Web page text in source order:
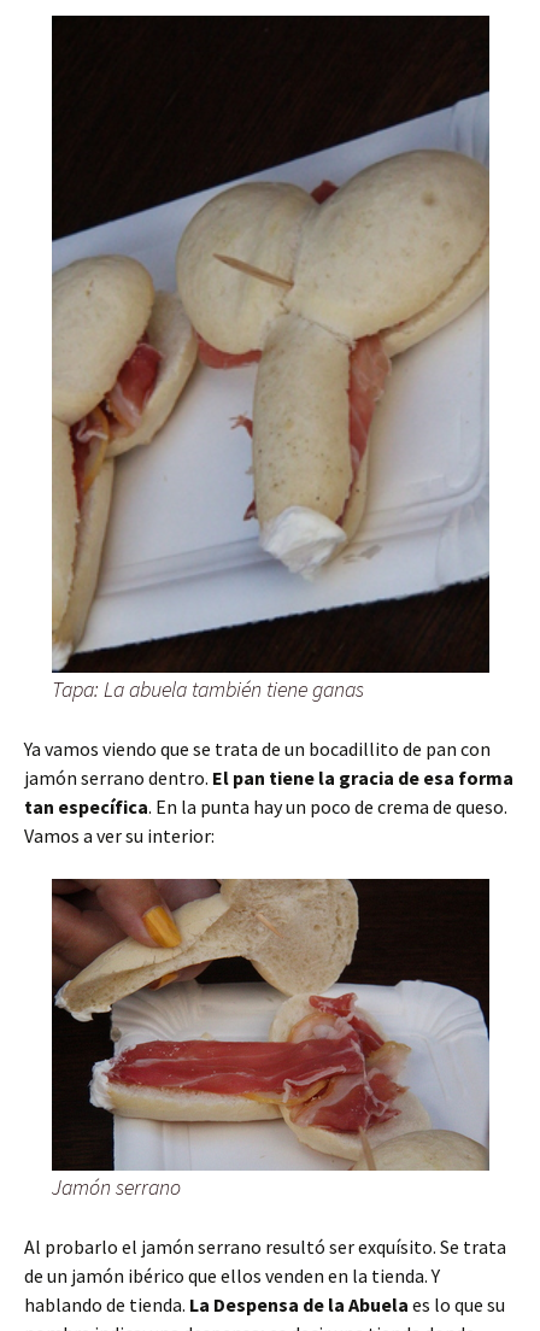
Tapa: La abuela también tiene ganas
Ya vamos viendo que se trata de un bocadillito de pan con
jamón serrano dentro. El pan tiene la gracia de esa forma
tan específica. En la punta hay un poco de crema de queso.
Vamos a ver su interior:
Jamón serrano
Al probarlo el jamón serrano resultó ser exquísito. Se trata
de un jamón ibérico que ellos venden en la tienda. Y
hablando de tienda. La Despensa de la Abuela es lo que su